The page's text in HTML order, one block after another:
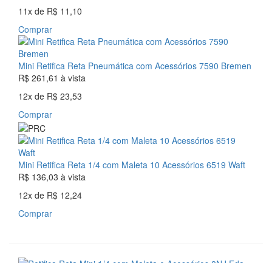
11x de R$ 11,10
Comprar
Mini Retifica Reta Pneumática com Acessórios 7590 Bremen
R$ 261,61 à vista
12x de R$ 23,53
Comprar
Mini Retifica Reta 1/4 com Maleta 10 Acessórios 6519 Waft
R$ 136,03 à vista
12x de R$ 12,24
Comprar